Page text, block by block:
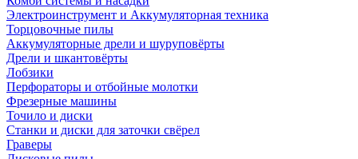
Электроинструмент и Аккумуляторная техника
Торцовочные пилы
Аккумуляторные дрели и шуруповёрты
Дрели и шкантовёрты
Лобзики
Перфораторы и отбойные молотки
Фрезерные машины
Точило и диски
Станки и диски для заточки свёрел
Граверы